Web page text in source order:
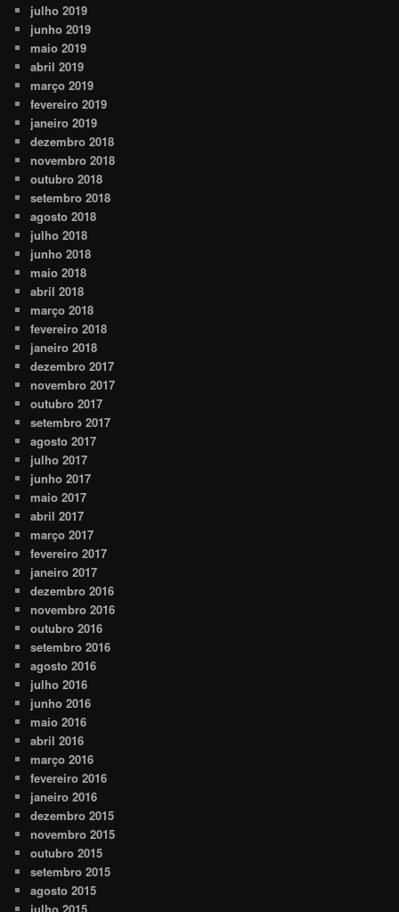
julho 2019
junho 2019
maio 2019
abril 2019
março 2019
fevereiro 2019
janeiro 2019
dezembro 2018
novembro 2018
outubro 2018
setembro 2018
agosto 2018
julho 2018
junho 2018
maio 2018
abril 2018
março 2018
fevereiro 2018
janeiro 2018
dezembro 2017
novembro 2017
outubro 2017
setembro 2017
agosto 2017
julho 2017
junho 2017
maio 2017
abril 2017
março 2017
fevereiro 2017
janeiro 2017
dezembro 2016
novembro 2016
outubro 2016
setembro 2016
agosto 2016
julho 2016
junho 2016
maio 2016
abril 2016
março 2016
fevereiro 2016
janeiro 2016
dezembro 2015
novembro 2015
outubro 2015
setembro 2015
agosto 2015